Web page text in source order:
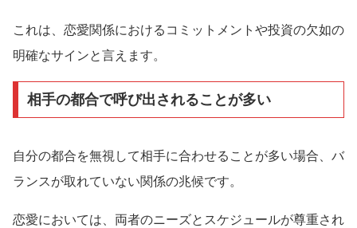
これは、恋愛関係におけるコミットメントや投資の欠如の
明確なサインと言えます。
相手の都合で呼び出されることが多い
自分の都合を無視して相手に合わせることが多い場合、バ
ランスが取れていない関係の兆候です。
恋愛においては、両者のニーズとスケジュールが尊重され